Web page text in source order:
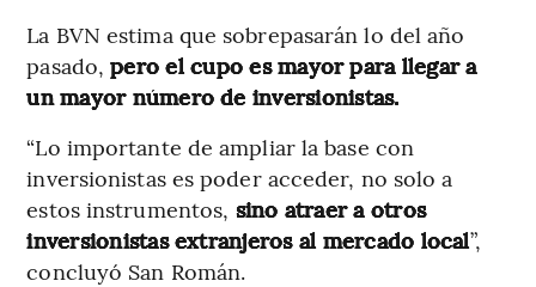
La BVN estima que sobrepasarán lo del año
pasado,pero el cupo es mayor para llegar a
un mayor número de inversionistas.
“Lo importante de ampliar la base con
inversionistas es poder acceder, no solo a
estos instrumentos, sino atraer a otros
inversionistas extranjeros al mercado local”,
concluyó San Román.